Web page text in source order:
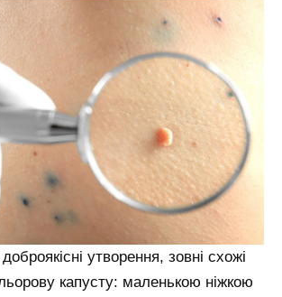
утворення, зовні схожі
капусту: маленькою ніжкою